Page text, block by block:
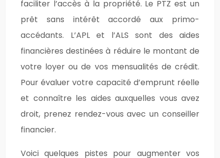
faciliter l’accès à la propriété. Le PTZ est un
prêt sans intérêt accordé aux primo-
accédants. L’APL et l’ALS sont des aides
financières destinées à réduire le montant de
votre loyer ou de vos mensualités de crédit.
Pour évaluer votre capacité d’emprunt réelle
et connaître les aides auxquelles vous avez
droit, prenez rendez-vous avec un conseiller
financier.
Voici quelques pistes pour augmenter vos